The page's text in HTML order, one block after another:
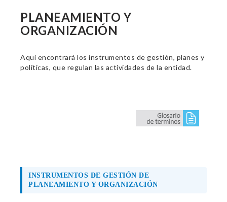
PLANEAMIENTO Y
ORGANIZACIÓN
Aquí encontrará los instrumentos de gestión, planes y
políticas, que regulan las actividades de la entidad.
INSTRUMENTOS DE GESTIÓN DE
PLANEAMIENTO Y ORGANIZACIÓN